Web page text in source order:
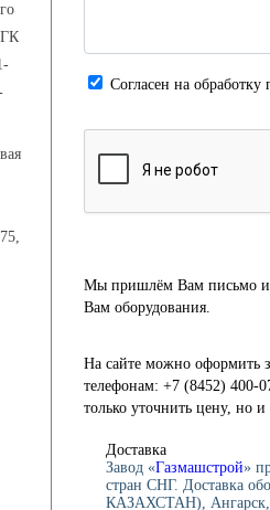
Cогласен на
Мы пришлём Вам письмо и
Вам оборудования.
На сайте можно оформить
телефонам: +7 (8452) 400-
только уточнить цену, но
Доставка
Завод «Газмашстрой»
стран СНГ. Доставка
КАЗАХСТАН), Ангарск,